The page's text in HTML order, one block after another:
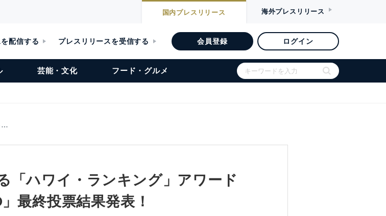
国内プレスリリース 海外プレスリリース
配信する プレスリリースを受信する 会員登録 ログイン
芸能・文化 フード・グルメ
…
「ハワイ・ランキング」アワード
最終投票結果発表！